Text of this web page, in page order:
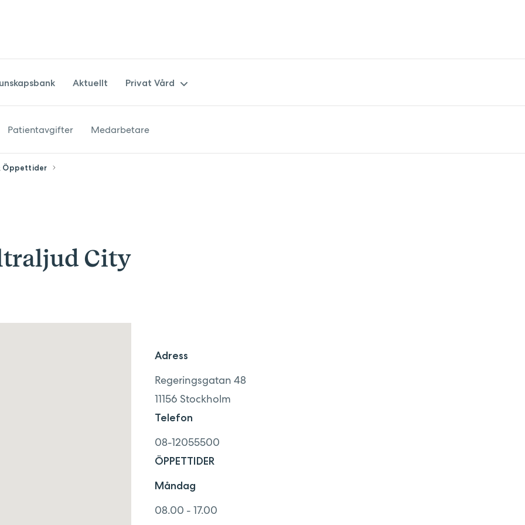
Aktuellt Privat Vård
Övriga tjänster
Privata kurser
Patientavgifter Medarbetare
Öppettider
City
Adress
Regeringsgatan 48
11156 Stockholm
Telefon
08-12055500
ÖPPETTIDER
Måndag
08.00 - 17.00